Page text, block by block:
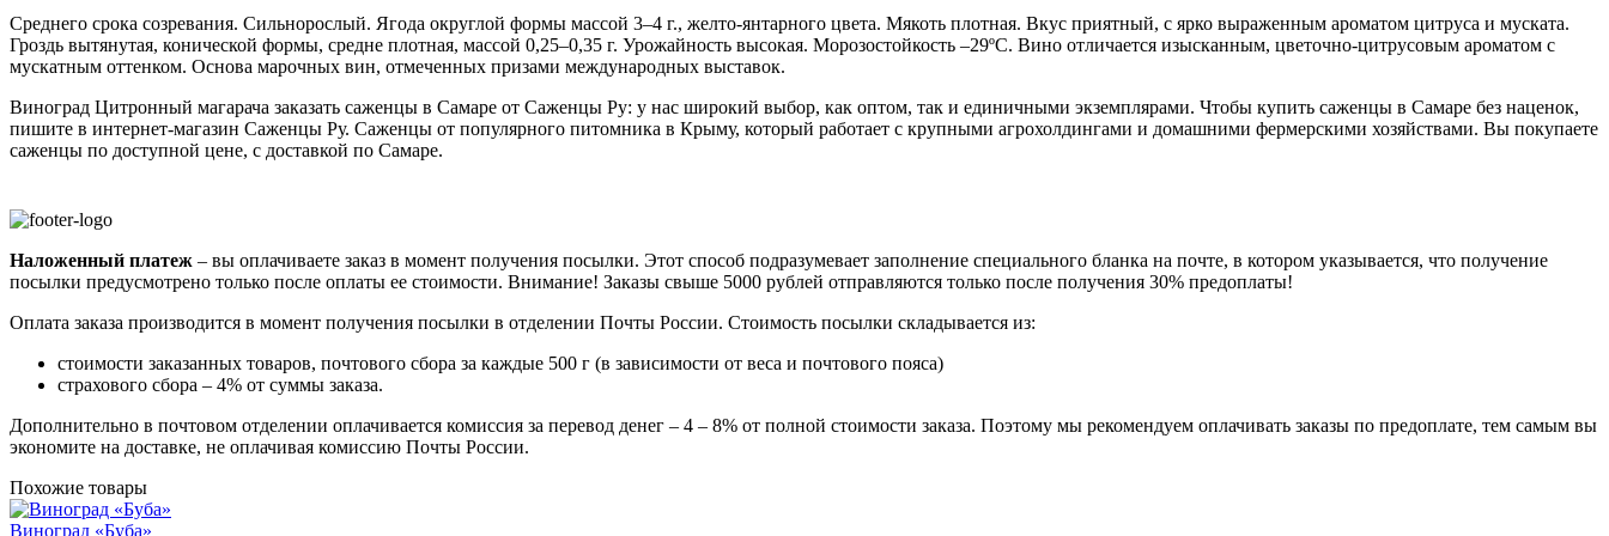
Среднего срока созревания. Сильнорослый. Ягода округлой формы массой 3–4 г., желто-янтарного цвета. Мякоть плотная. Вкус приятный, с ярко выраженным ароматом цитруса и муската.
Гроздь вытянутая, конической формы, средне плотная, массой 0,25–0,35 г. Урожайность высокая. Морозостойкость –29ºС. Вино отличается изысканным, цветочно-цитрусовым ароматом с
мускатным оттенком. Основа марочных вин, отмеченных призами международных выставок.
Виноград Цитронный магарача заказать саженцы в Самаре от Саженцы Ру: у нас широкий выбор, как оптом, так и единичными экземплярами. Чтобы купить саженцы в Самаре без наценок,
пишите в интернет-магазин Саженцы Ру. Саженцы от популярного питомника в Крыму, который работает с крупными агрохолдингами и домашними фермерскими хозяйствами. Вы покупаете
саженцы по доступной цене, с доставкой по Самаре.
Наложенный платеж – вы оплачиваете заказ в момент получения посылки. Этот способ подразумевает заполнение специального бланка на почте, в котором указывается, что получение
посылки предусмотрено только после оплаты ее стоимости. Внимание! Заказы свыше 5000 рублей отправляются только после получения 30% предоплаты!
Оплата заказа производится в момент получения посылки в отделении Почты России. Стоимость посылки складывается из:
стоимости заказанных товаров, почтового сбора за каждые 500 г (в зависимости от веса и почтового пояса)
страхового сбора – 4% от суммы заказа.
Дополнительно в почтовом отделении оплачивается комиссия за перевод денег – 4 – 8% от полной стоимости заказа. Поэтому мы рекомендуем оплачивать заказы по предоплате, тем самым вы
экономите на доставке, не оплачивая комиссию Почты России.
Похожие товары
Виноград «Буба»